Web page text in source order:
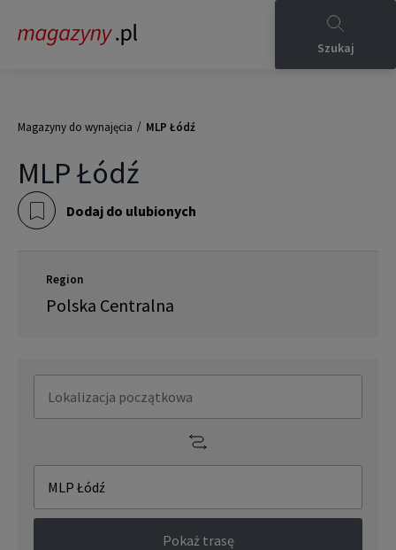
Szukaj
Magazyny do wynajęcia / MLP Łódź
MLP Łódź
Dodaj do ulubionych
Region
Polska Centralna
Pokaż trasę